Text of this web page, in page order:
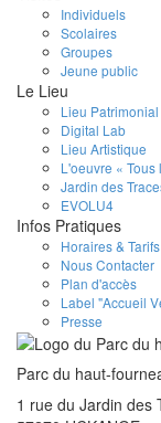
Individuels
Scolaires
Groupes
Jeune public
Le Lieu
Lieu Patrimonial
Digital Lab
Lieu Artistique
L'oeuvre «
Jardin des
EVOLU4
Infos Pratiques
Horaires & Tarifs
Nous Contacter
Plan d'accès
Label "Accueil
Presse
Parc du haut-
1 rue du Jardin des